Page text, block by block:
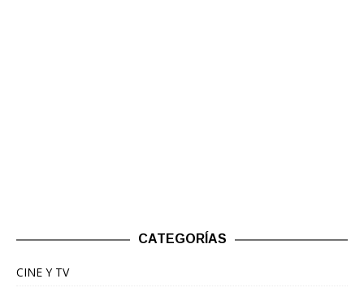
CATEGORÍAS
CINE Y TV